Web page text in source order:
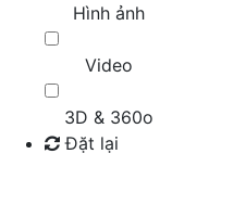
Hình ảnh
Video
3D & 360o
Đặt lại